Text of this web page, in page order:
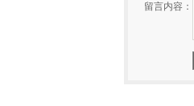
留言内容：